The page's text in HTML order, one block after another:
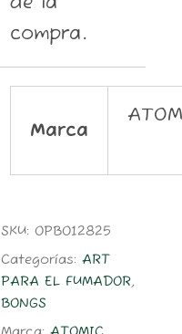
compra.
Marca
SKU:OPBO12825
Categorías:ART
PARA EL FUMADOR,
BONGS